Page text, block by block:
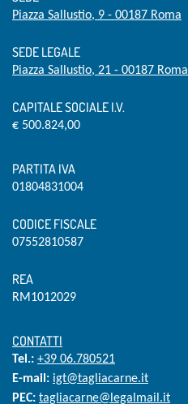
Piazza Sallustio, 9 - 00187 Roma
SEDE LEGALE
Piazza Sallustio, 21 - 00187 Roma
CAPITALE SOCIALE I.V.
€ 500.824,00
PARTITA IVA
01804831004
CODICE FISCALE
07552810587
REA
RM1012029
CONTATTI
Tel.: +39 06.780521
E-mail: igt@tagliacarne.it
PEC: tagliacarne@legalmail.it